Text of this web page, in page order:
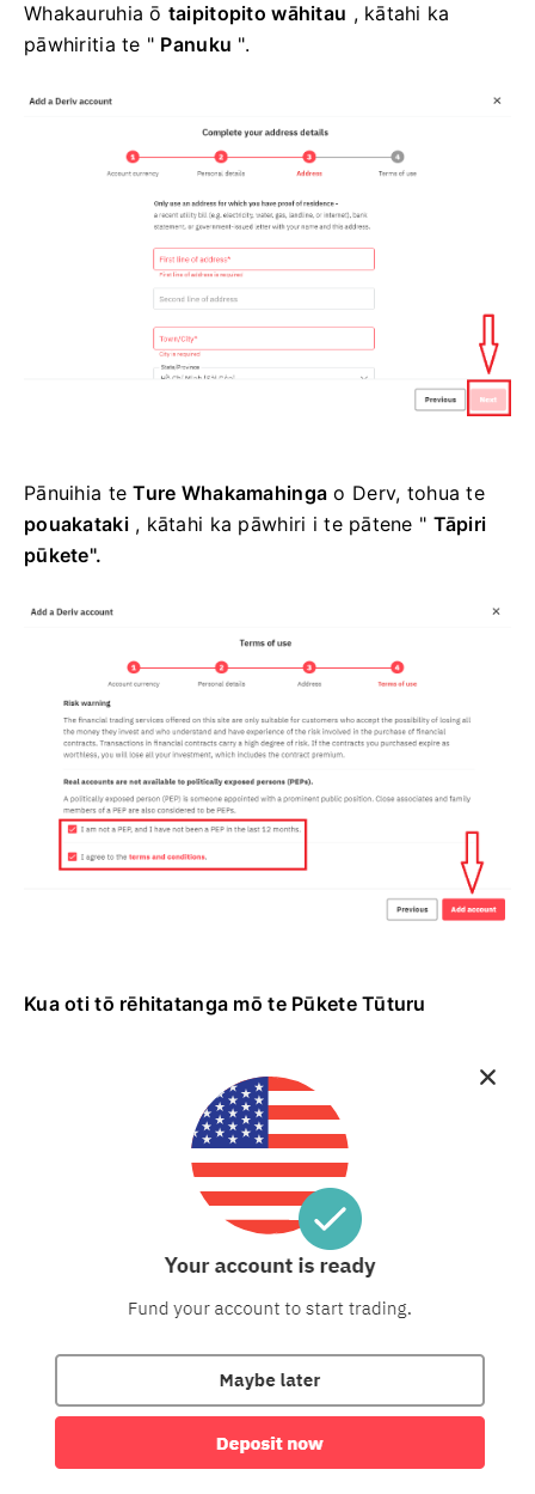
Whakauruhia ō taipitopito wāhitau , kātahi ka
pāwhiritia te " Panuku ".
Pānuihia teTure Whakamahinga o Derv, tohua te
pouakataki, kātahi ka pāwhiri i te pātene " Tāpiri
pūkete".
Kua oti tō rēhitatanga mō te Pūkete Tūturu